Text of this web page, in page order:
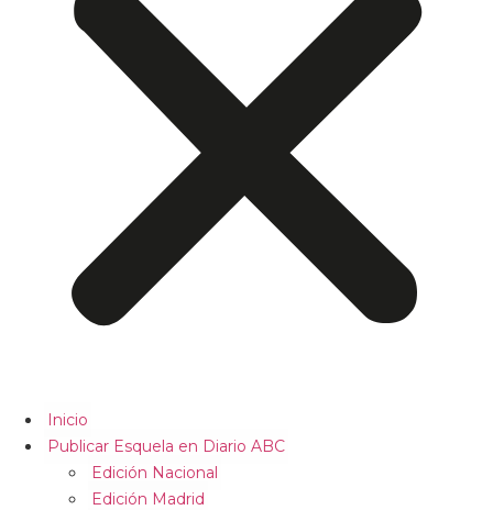
Inicio
Publicar Esquela en Diario ABC
Edición Nacional
Edición Madrid